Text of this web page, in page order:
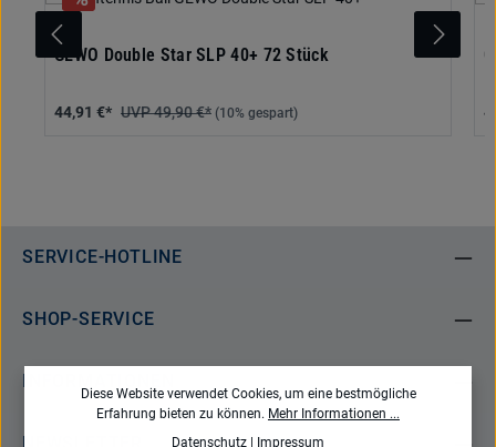
GEWO Double Star SLP 40+ 72 Stück
44,91 €* 49,90 €* (10% gespart)
SERVICE-HOTLINE
SHOP-SERVICE
Diese Website verwendet Cookies, um eine bestmögliche
Erfahrung bieten zu können. Mehr Informationen ...
Datenschutz
Impressum